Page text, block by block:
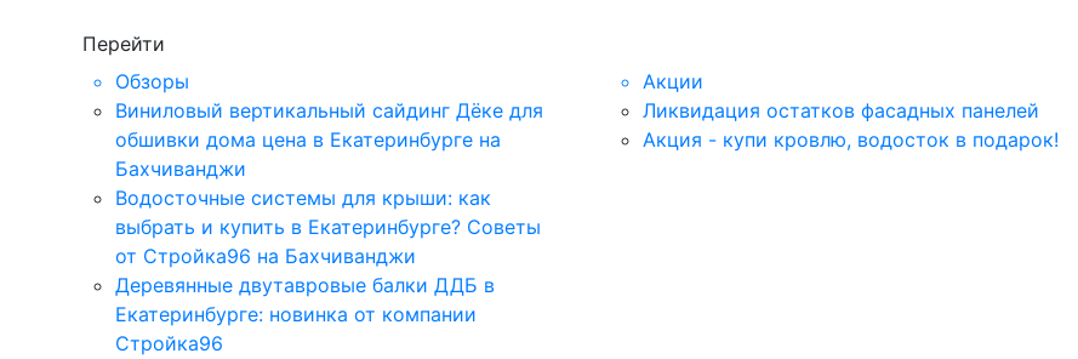
Перейти
Обзоры
Виниловый вертикальный сайдинг Дёке для
обшивки дома цена в Екатеринбурге на
Бахчиванджи
Водосточные системы для крыши: как
выбрать и купить в Екатеринбурге? Советы
от Стройка96 на Бахчиванджи
Деревянные двутавровые балки ДДБ в
Екатеринбурге: новинка от компании
Стройка96
Акции
Ликвидация остатков фасадных панелей
Акция - купи кровлю, водосток в подарок!